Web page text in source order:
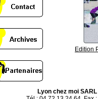
Edition
Lyon chez moi SARL